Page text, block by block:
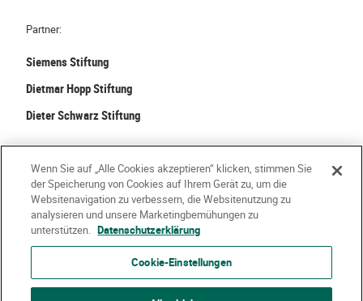
Partner:
Siemens Stiftung
Dietmar Hopp Stiftung
Dieter Schwarz Stiftung
Kontakt Häufige Fragen
Impressum
Datenschutzerklärung
Nutzungsbedingungen
Wenn Sie auf „Alle Cookies akzeptieren“ klicken, stimmen Sie
der Speicherung von Cookies auf Ihrem Gerät zu, um die
Websitenavigation zu verbessern, die Websitenutzung zu
analysieren und unsere Marketingbemühungen zu
unterstützen. Datenschutzerklärung
Cookie-Einstellungen